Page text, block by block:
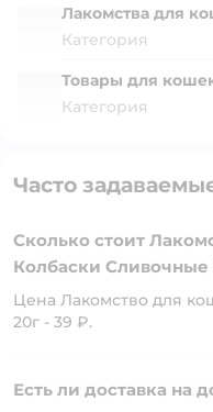
Лакомства для
Категория
Товары для
Категория
Часто
Сколько стоит
Колбаски Сливочные
Цена Лакомство для
20г - 39 ₽.
Есть ли доставка на